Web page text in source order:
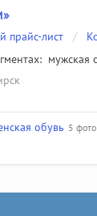
прайс-лист /
мужская
обувь 5 фото